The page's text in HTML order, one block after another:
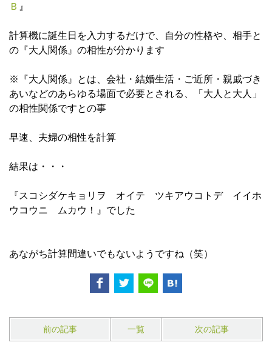
Ｂ 』
計算機に誕生日を入力するだけで、自分の性格や、相手と
の『大人関係』の相性が分かります
※『大人関係』とは、会社・結婚生活・ご近所・親戚づき
あいなどのあらゆる場面で必要とされる、「大人と大人」
の相性関係ですとの事
早速、夫婦の相性を計算
結果は・・・
『スコシダケキョリヲ オイテ ツキアウコトデ イイホ
ウコウニ ムカウ！』でした
あながち計算間違いでもないようですね（笑）
前の記事 一覧 次の記事